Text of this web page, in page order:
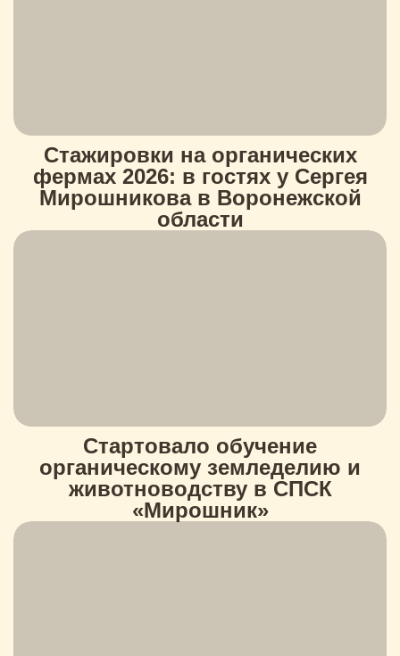
Стажировки на органических
фермах 2026: в гостях у Сергея
Мирошникова в Воронежской
области
Стартовало обучение
органическому земледелию и
животноводству в СПСК
«Мирошник»